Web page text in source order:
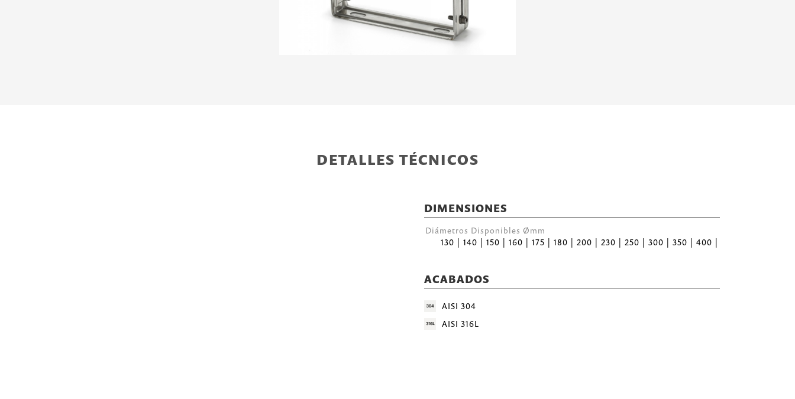
DETALLES TÉCNICOS
DIMENSIONES
Diámetros Disponibles Ømm
130 | 140 | 150 | 160 | 175 | 180 | 200 | 230 | 250 | 300 | 350 | 400 |
ACABADOS
AISI 304
AISI 316L